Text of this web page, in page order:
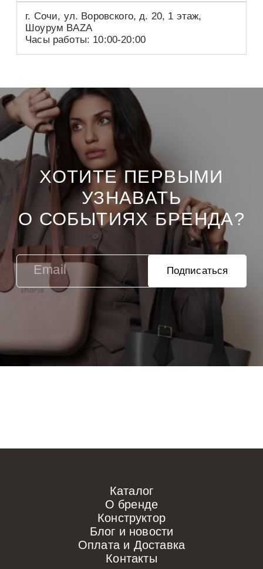
г. Сочи, ул. Воровского, д. 20, 1 этаж,
Шоурум BAZA
Часы работы: 10:00-20:00
ХОТИТЕ ПЕРВЫМИ
УЗНАВАТЬ
О СОБЫТИЯХ БРЕНДА?
Каталог
О бренде
Конструктор
Блог и новости
Оплата и Доставка
Контакты